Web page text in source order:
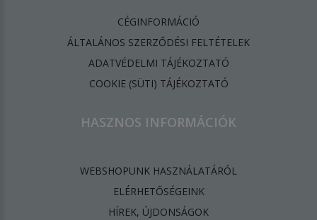
CÉGINFORMÁCIÓ
ÁLTALÁNOS SZERZŐDÉSI FELTÉTELEK
ADATVÉDELMI TÁJÉKOZTATÓ
​COOKIE (SÜTI) TÁJÉKOZTATÓ
HASZNOS INFORMÁCIÓK
WEBSHOPUNK HASZNÁLATÁRÓL
ELÉRHETŐSÉGEINK
HÍREK, ÚJDONSÁGOK